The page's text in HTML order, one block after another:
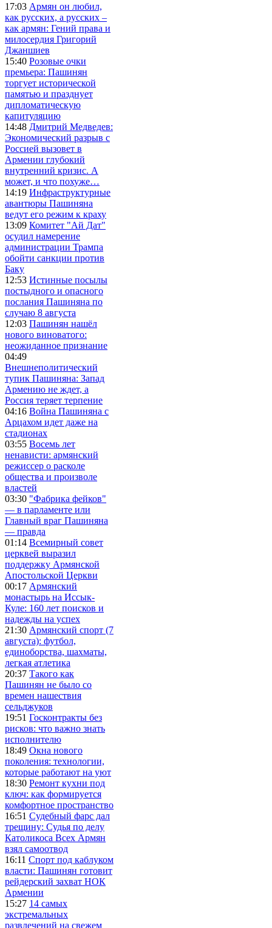
17:03 Армян он любил,
как русских, а русских –
как армян: Гений права и
милосердия Григорий
Джаншиев
15:40 Розовые очки
премьера: Пашинян
торгует исторической
памятью и празднует
дипломатическую
капитуляцию
14:48 Дмитрий Медведев:
Экономический разрыв с
Россией вызовет в
Армении глубокий
внутренний кризис. А
может, и что похуже…
14:19 Инфраструктурные
авантюры Пашиняна
ведут его режим к краху
13:09 Комитет "Ай Дат"
осудил намерение
администрации Трампа
обойти санкции против
Баку
12:53 Истинные посылы
постыдного и опасного
послания Пашиняна по
случаю 8 августа
12:03 Пашинян нашёл
нового виноватого:
неожиданное признание
04:49
Внешнеполитический
тупик Пашиняна: Запад
Армению не ждет, а
Россия теряет терпение
04:16 Война Пашиняна с
Арцахом идет даже на
стадионах
03:55 Восемь лет
ненависти: армянский
режиссер о расколе
общества и произволе
властей
03:30 "Фабрика фейков"
— в парламенте или
Главный враг Пашиняна
— правда
01:14 Всемирный совет
церквей выразил
поддержку Армянской
Апостольской Церкви
00:17 Армянский
монастырь на Иссык-
Куле: 160 лет поисков и
надежды на успех
21:30 Армянский спорт (7
августа): футбол,
единоборства, шахматы,
легкая атлетика
20:37 Такого как
Пашинян не было со
времен нашествия
сельджуков
19:51 Госконтракты без
рисков: что важно знать
исполнителю
18:49 Окна нового
поколения: технологии,
которые работают на уют
18:30 Ремонт кухни под
ключ: как формируется
комфортное пространство
16:51 Судебный фарс дал
трещину: Судья по делу
Католикоса Всех Армян
взял самоотвод
16:11 Спорт под каблуком
власти: Пашинян готовит
рейдерский захват НОК
Армении
15:27 14 самых
экстремальных
развлечений на свежем